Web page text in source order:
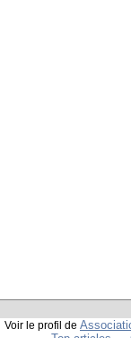
Voir le profil de